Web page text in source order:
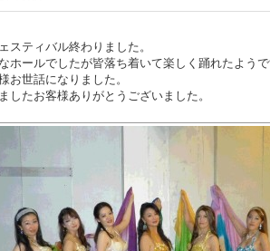
スティバル終わりました。
ホールでしたが皆落ち着いて楽しく踊れたよう
お世話になりました。
したお客様ありがとうございました。